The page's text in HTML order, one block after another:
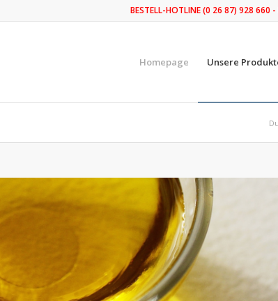
BESTELL-HOTLINE (0 26 87) 928
Homepage Unsere